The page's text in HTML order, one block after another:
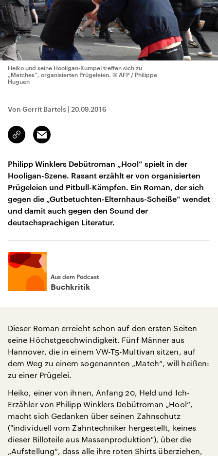
Heiko und seine Hooligan-Kumpel treffen sich zu
„Matches“, organisierten Prügeleien. © AFP / Philippe
Huguen
Von Gerrit Bartels | 20.09.2016
Link
kopieren/teilen
Email
Philipp Winklers Debütroman „Hool“ spielt in der
Hooligan-Szene. Rasant erzählt er von organisierten
Prügeleien und Pitbull-Kämpfen. Ein Roman, der sich
gegen die „Gutbetuchten-Elternhaus-Scheiße“ wendet
und damit auch gegen den Sound der
deutschsprachigen Literatur.
Aus dem Podcast
Buchkritik
Dieser Roman erreicht schon auf den ersten Seiten
seine Höchstgeschwindigkeit. Fünf Männer aus
Hannover, die in einem VW-T5-Multivan sitzen, auf
dem Weg zu einem sogenannten „Match“, will heißen:
zu einer Prügelei.
Heiko, einer von ihnen, Anfang 20, Held und Ich-
Erzähler von Philipp Winklers Debütroman „Hool“,
macht sich Gedanken über seinen Zahnschutz
("individuell vom Zahntechniker hergestellt, keines
dieser Billoteile aus Massenproduktion"), über die
„Aufstellung“, dass alle ihre roten Shirts überziehen,